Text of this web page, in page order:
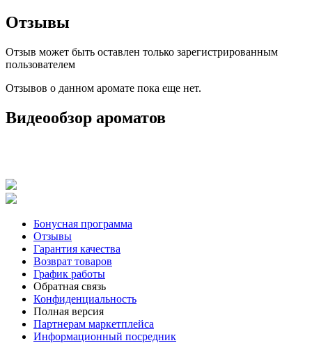
Отзывы
Отзыв может быть оставлен только зарегистрированным
пользователем
Отзывов о данном аромате пока еще нет.
Видеообзор ароматов
Бонусная программа
Отзывы
Гарантия качества
Возврат товаров
График работы
Обратная связь
Конфиденциальность
Полная версия
Партнерам маркетплейса
Информационный посредник